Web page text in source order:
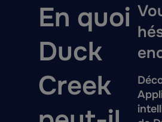
En quoi
Duck
Creek